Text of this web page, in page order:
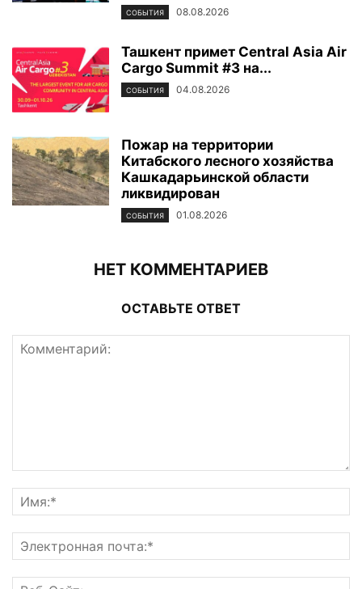
СОБЫТИЯ 08.08.2026
Ташкент примет Central Asia Air
Cargo Summit #3 на...
СОБЫТИЯ 04.08.2026
Пожар на территории
Китабского лесного хозяйства
Кашкадарьинской области
ликвидирован
СОБЫТИЯ 01.08.2026
НЕТ КОММЕНТАРИЕВ
ОСТАВЬТЕ ОТВЕТ